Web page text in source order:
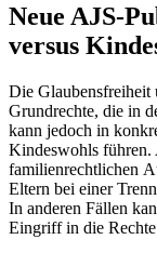
Neue AJS-
versus
Die Glaubensfreiheit
Grundrechte, die in
kann jedoch in
Kindeswohls führen.
familienrechtlichen
Eltern bei einer
In anderen Fällen
Eingriff in die